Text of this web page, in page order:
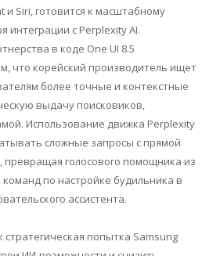
и Siri, готовится к масштабному
интеграции с Perplexity AI.
в коде One UI 8.5
что корейский производитель ищет
более точные и контекстные
выдачу поисковиков,
Использование движка Perplexity
сложные запросы с прямой
превращая голосового помощника из
команд по настройке будильника в
ассистента.
стратегическая попытка Samsung